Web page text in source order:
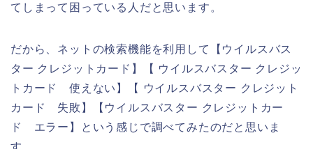
てしまって困っている人だと思います。
だから、ネットの検索機能を利用して【ウイルスバス
ター クレジットカード】【 ウイルスバスター クレジッ
トカード 使えない】【 ウイルスバスター クレジット
カード 失敗】【ウイルスバスター クレジットカー
ド エラー】という感じで調べてみたのだと思いま
す。